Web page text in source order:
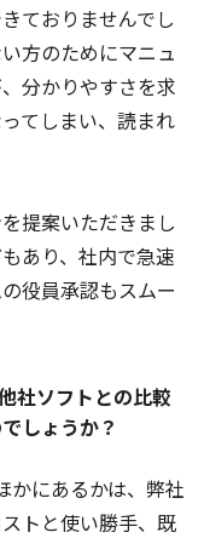
ておりませんでし
方のためにマニュ
分かりやすさを求
てしまい、読まれ
提案いただきまし
あり、社内で急速
役員承認もスムー
社ソフトとの比較
しょうか？
かにあるかは、弊社
トと使い勝手、既